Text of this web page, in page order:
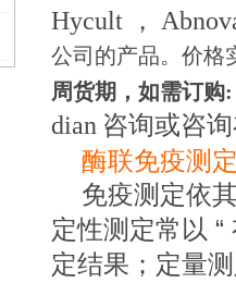
Hycult
，
公司的产品。价格
周货期，如需订购:
dian 咨询或咨
酶联免疫测
免疫测定依
定性测定常以 “
定结果；定量